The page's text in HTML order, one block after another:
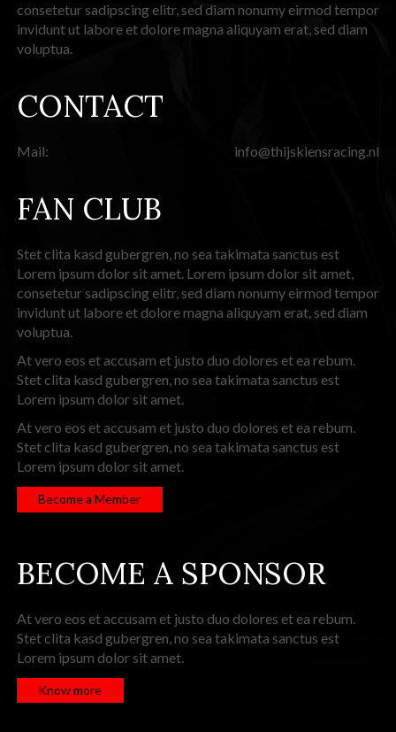
consetetur sadipscing elitr, sed diam nonumy eirmod tempor
invidunt ut labore et dolore magna aliquyam erat, sed diam
voluptua.
CONTACT
Mail: info@thijskiensracing.nl
FAN CLUB
Stet clita kasd gubergren, no sea takimata sanctus est
Lorem ipsum dolor sit amet. Lorem ipsum dolor sit amet,
consetetur sadipscing elitr, sed diam nonumy eirmod tempor
invidunt ut labore et dolore magna aliquyam erat, sed diam
voluptua.
At vero eos et accusam et justo duo dolores et ea rebum.
Stet clita kasd gubergren, no sea takimata sanctus est
Lorem ipsum dolor sit amet.
At vero eos et accusam et justo duo dolores et ea rebum.
Stet clita kasd gubergren, no sea takimata sanctus est
Lorem ipsum dolor sit amet.
Become a Member
BECOME A SPONSOR
At vero eos et accusam et justo duo dolores et ea rebum.
Stet clita kasd gubergren, no sea takimata sanctus est
Lorem ipsum dolor sit amet.
Know more